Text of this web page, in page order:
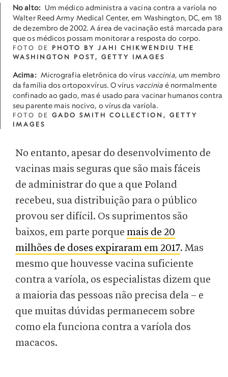
No alto: Um médico administra a vacina contra a varíola no
Walter Reed Army Medical Center, em Washington, DC, em 18
de dezembro de 2002. A área de vacinação está marcada para
que os médicos possam monitorar a resposta do corpo.
FOTO DE PHOTO BY JAHI CHIKWENDIU THE
WASHINGTON POST, GETTY IMAGES
Acima: Micrografia eletrônica do vírus vaccinia, um membro
da família dos ortopoxvírus. O vírus vaccinia é normalmente
confinado ao gado, mas é usado para vacinar humanos contra
seu parente mais nocivo, o vírus da varíola.
FOTO DE GADO SMITH COLLECTION, GETTY
IMAGES
No entanto, apesar do desenvolvimento de
vacinas mais seguras que são mais fáceis
de administrar do que a que Poland
recebeu, sua distribuição para o público
provou ser difícil. Os suprimentos são
baixos, em parte porque mais de 20
milhões de doses expiraram em 2017. Mas
mesmo que houvesse vacina suficiente
contra a varíola, os especialistas dizem que
a maioria das pessoas não precisa dela – e
que muitas dúvidas permanecem sobre
como ela funciona contra a varíola dos
macacos.